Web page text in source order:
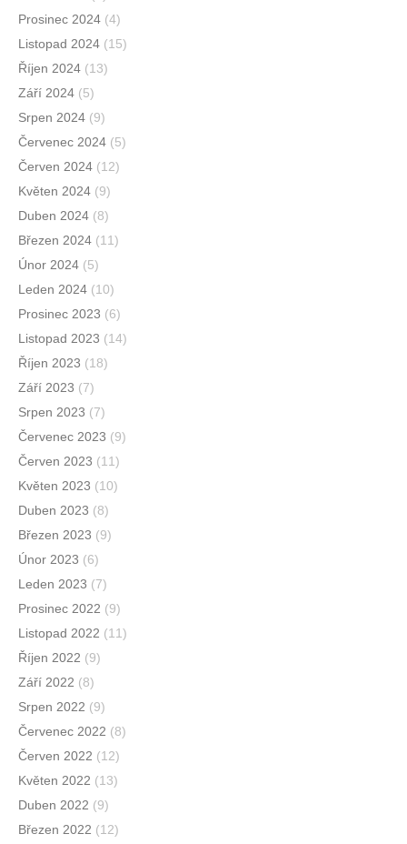
Prosinec 2024 (4)
Listopad 2024 (15)
Říjen 2024 (13)
Září 2024 (5)
Srpen 2024 (9)
Červenec 2024 (5)
Červen 2024 (12)
Květen 2024 (9)
Duben 2024 (8)
Březen 2024 (11)
Únor 2024 (5)
Leden 2024 (10)
Prosinec 2023 (6)
Listopad 2023 (14)
Říjen 2023 (18)
Září 2023 (7)
Srpen 2023 (7)
Červenec 2023 (9)
Červen 2023 (11)
Květen 2023 (10)
Duben 2023 (8)
Březen 2023 (9)
Únor 2023 (6)
Leden 2023 (7)
Prosinec 2022 (9)
Listopad 2022 (11)
Říjen 2022 (9)
Září 2022 (8)
Srpen 2022 (9)
Červenec 2022 (8)
Červen 2022 (12)
Květen 2022 (13)
Duben 2022 (9)
Březen 2022 (12)